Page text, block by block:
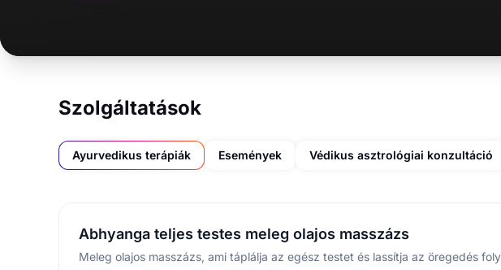
Szolgáltatások
Ayurvedikus terápiák Események Védikus asztrológiai konzultáció
Abhyanga teljes testes meleg olajos masszázs